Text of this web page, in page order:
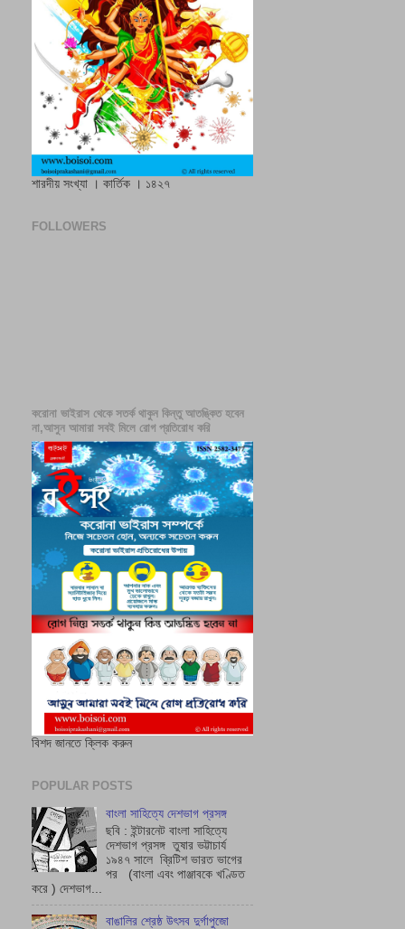
শারদীয় সংখ্যা । কার্তিক । ১৪২৭
FOLLOWERS
করোনা ভাইরাস থেকে সতর্ক থাকুন কিন্তু আতঙ্কিত হবেন
না,আসুন আমারা সবই মিলে রোগ প্রতিরোধ করি
বিশদ জানতে ক্লিক করুন
POPULAR POSTS
বাংলা সাহিত্যে দেশভাগ প্রসঙ্গ
ছবি : ইন্টারনেট বাংলা সাহিত্যে
দেশভাগ প্রসঙ্গ তুষার ভট্টাচাৰ্য
১৯৪৭ সালে ব্রিটিশ ভারত ভাগের
পর (বাংলা এবং পাঞ্জাবকে খণ্ডিত
করে ) দেশভাগ...
বাঙালির শ্রেষ্ঠ উৎসব দুর্গাপুজো